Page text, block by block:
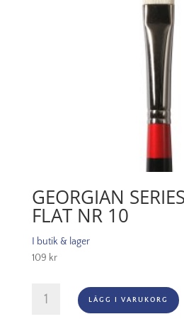
GEORGIAN
FLAT NR 10
I butik & lager
109 kr
Georgian
Series
LÄGG I VARUKORG